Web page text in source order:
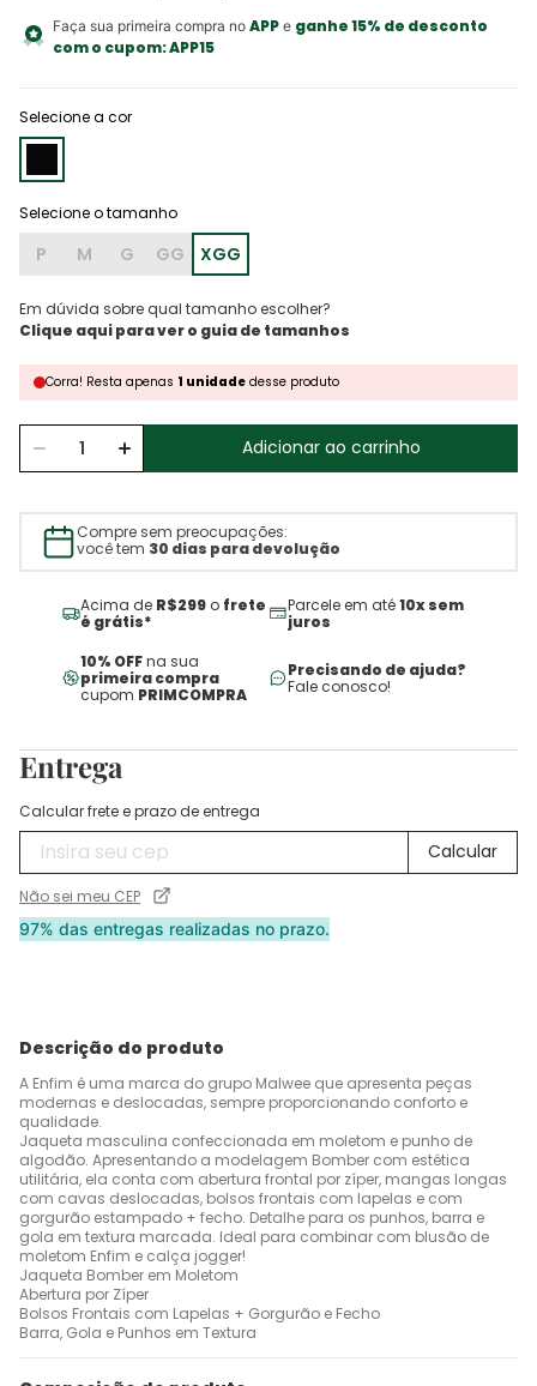
Faça sua primeira compra no APPe ganhe 15% de desconto
com o cupom:APP15
Selecione a cor
P M G GG XGG
Em dúvida sobre qual tamanho escolher?
Corra! Resta apenas 1 unidade desse produto
Adicionar ao carrinho
Compre sem preocupações:
você tem 30 dias para devolução
Acima de R$299 o frete
é grátis*
Parcele em até10x sem
juros
10% OFFna sua
primeira compra
cupom PRIMCOMPRA
Precisando de ajuda?
Fale conosco!
Entrega
Calcular frete e prazo de entrega
Não sei meu CEP
97% das entregas realizadas no prazo.
Descrição do produto
A Enfim é uma marca do grupo Malwee que apresenta peças
modernas e deslocadas, sempre proporcionando conforto e
qualidade.
Jaqueta masculina confeccionada em moletom e punho de
algodão. Apresentando a modelagem Bomber com estética
utilitária, ela conta com abertura frontal por zíper, mangas longas
com cavas deslocadas, bolsos frontais com lapelas e com
gorgurão estampado + fecho. Detalhe para os punhos, barra e
gola em textura marcada. Ideal para combinar com blusão de
moletom Enfim e calça jogger!
Jaqueta Bomber em Moletom
Abertura por Zíper
Bolsos Frontais com Lapelas + Gorgurão e Fecho
Barra, Gola e Punhos em Textura